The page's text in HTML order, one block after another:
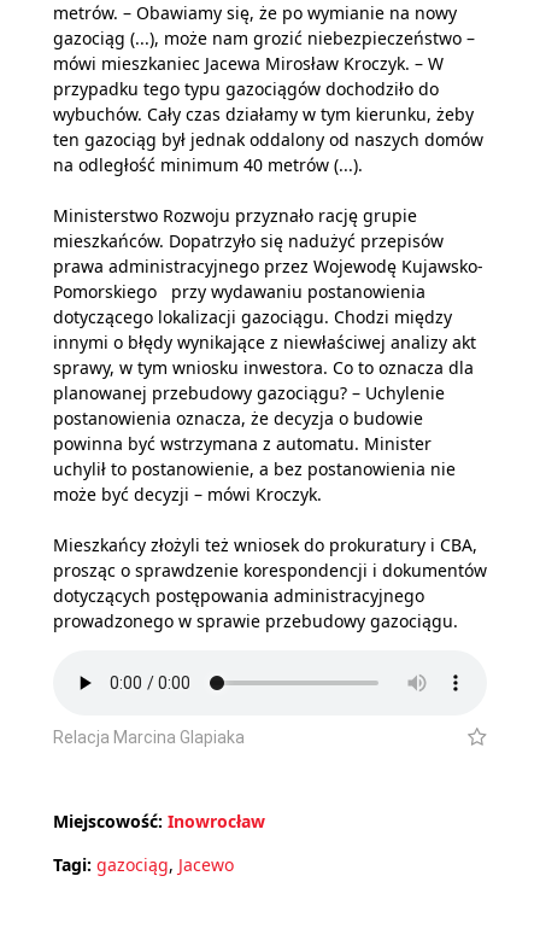
metrów. – Obawiamy się, że po wymianie na nowy
gazociąg (...), może nam grozić niebezpieczeństwo –
mówi mieszkaniec Jacewa Mirosław Kroczyk. – W
przypadku tego typu gazociągów dochodziło do
wybuchów. Cały czas działamy w tym kierunku, żeby
ten gazociąg był jednak oddalony od naszych domów
na odległość minimum 40 metrów (...).
Ministerstwo Rozwoju przyznało rację grupie
mieszkańców. Dopatrzyło się nadużyć przepisów
prawa administracyjnego przez Wojewodę Kujawsko-
Pomorskiego przy wydawaniu postanowienia
dotyczącego lokalizacji gazociągu. Chodzi między
innymi o błędy wynikające z niewłaściwej analizy akt
sprawy, w tym wniosku inwestora. Co to oznacza dla
planowanej przebudowy gazociągu? – Uchylenie
postanowienia oznacza, że decyzja o budowie
powinna być wstrzymana z automatu. Minister
uchylił to postanowienie, a bez postanowienia nie
może być decyzji – mówi Kroczyk.
Mieszkańcy złożyli też wniosek do prokuratury i CBA,
prosząc o sprawdzenie korespondencji i dokumentów
dotyczących postępowania administracyjnego
prowadzonego w sprawie przebudowy gazociągu.
Relacja Marcina Glapiaka
Miejscowość: Inowrocław
Tagi: gazociąg, Jacewo